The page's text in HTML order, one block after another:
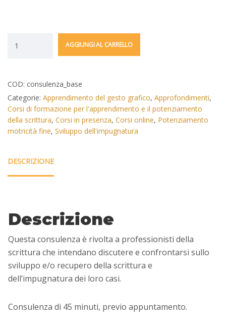
AGGIUNGI AL CARRELLO
COD: consulenza_base
Categorie: Apprendimento del gesto grafico, Approfondimenti,
Corsi di formazione per l'apprendimento e il potenziamento
della scrittura, Corsi in presenza, Corsi online, Potenziamento
motricità fine, Sviluppo dell'impugnatura
DESCRIZIONE
Descrizione
Questa consulenza è rivolta a professionisti della
scrittura che intendano discutere e confrontarsi sullo
sviluppo e/o recupero della scrittura e
dell’impugnatura dei loro casi.
Consulenza di 45 minuti, previo appuntamento.